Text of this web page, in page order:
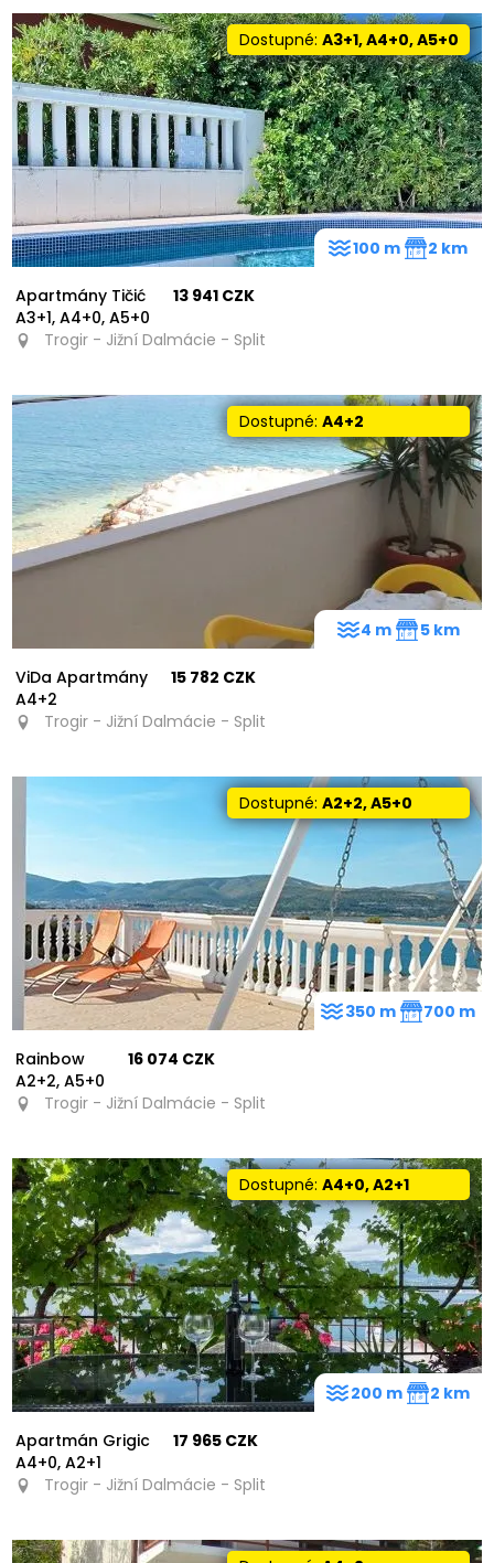
Dostupné:A3+1, A4+0, A5+0
Apartmány Tičić
A3+1, A4+0, A5+0
13 941 CZK
Trogir - Jižní Dalmácie - Split
100 m 2 km
Dostupné:A4+2
ViDa Apartmány
A4+2
15 782 CZK
Trogir - Jižní Dalmácie - Split
4 m 5 km
Dostupné:A2+2, A5+0
Rainbow
A2+2, A5+0
16 074 CZK
Trogir - Jižní Dalmácie - Split
350 m 700 m
Dostupné:A4+0, A2+1
Apartmán Grigic
A4+0, A2+1
17 965 CZK
Trogir - Jižní Dalmácie - Split
200 m 2 km